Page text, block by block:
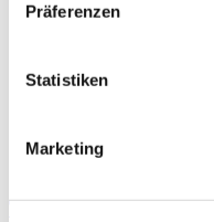
Präferenzen
Statistiken
Marketing
Training und Schmerz